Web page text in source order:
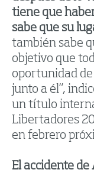
tiene que
sabe que su
también sabe
objetivo que
oportunidad
junto a él”,
un título
Libertadores
en febrero
El accidente de